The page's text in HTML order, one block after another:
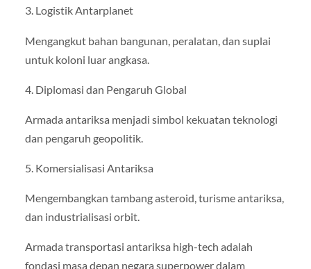
3. Logistik Antarplanet
Mengangkut bahan bangunan, peralatan, dan suplai
untuk koloni luar angkasa.
4. Diplomasi dan Pengaruh Global
Armada antariksa menjadi simbol kekuatan teknologi
dan pengaruh geopolitik.
5. Komersialisasi Antariksa
Mengembangkan tambang asteroid, turisme antariksa,
dan industrialisasi orbit.
Armada transportasi antariksa high-tech adalah
fondasi masa depan negara superpower dalam